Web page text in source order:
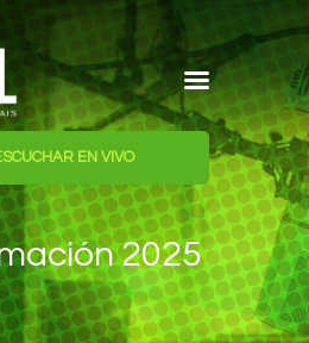
EN VIVO
2025
610 AM